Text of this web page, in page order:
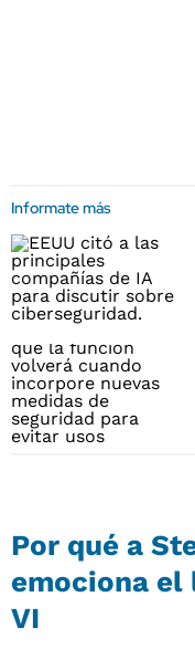
Informate más
Por qué a
emociona el
VI